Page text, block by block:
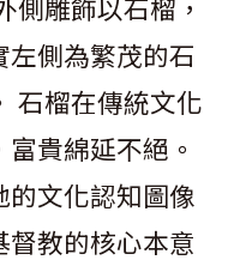
側雕飾以石榴，
左側為繁茂的石
石榴在傳統文化
貴綿延不絕。
文化認知圖像
督教的核心本意